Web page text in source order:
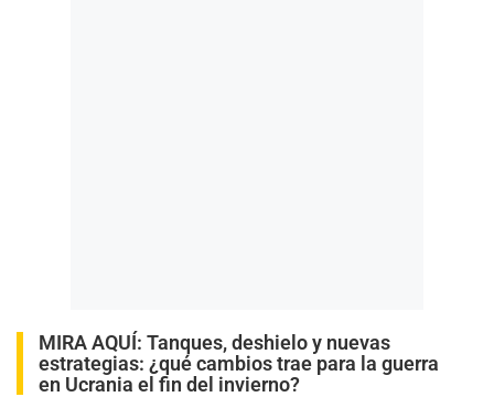
MIRA AQUÍ: Tanques, deshielo y nuevas
estrategias: ¿qué cambios trae para la guerra
en Ucrania el fin del invierno?